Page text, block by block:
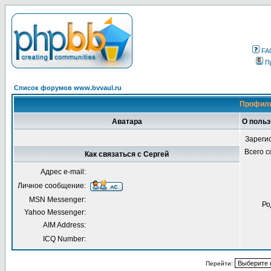
Список форумов www.bvvaul.ru
Аватара О
Всего
Как связаться с Сергей
Адрес e-mail:
Личное сообщение:
MSN Messenger:
Yahoo Messenger:
AIM Address:
ICQ Number:
Перейти: